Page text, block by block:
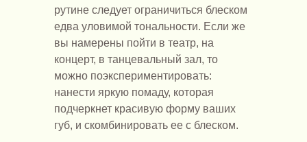
рутине следует ограничиться блеском
едва уловимой тональности. Если же
вы намерены пойти в театр, на
концерт, в танцевальный зал, то
можно поэкспериментировать:
нанести яркую помаду, которая
подчеркнет красивую форму ваших
губ, и скомбинировать ее с блеском.